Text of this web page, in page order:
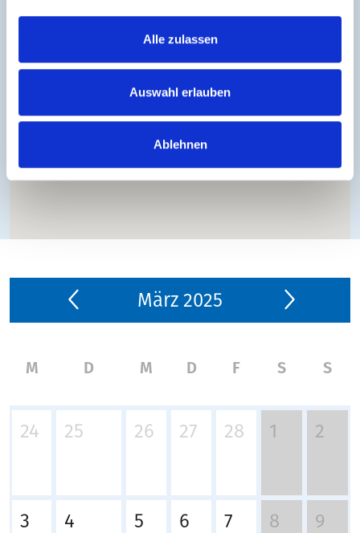
Alle zulassen
Auswahl erlauben
Ablehnen
März 2025
M D M D F S S
24 25 26 27 28 1 2
3 4 5 6 7 8 9